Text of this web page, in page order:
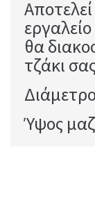
θα
τζάκι
Ύψος